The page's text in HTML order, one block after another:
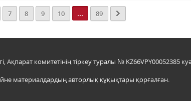
7 8 9 10 ... 89
комитетінің тіркеу туралы № KZ66VPY00052385
материалдардың авторлық құқықтары қорғалған.